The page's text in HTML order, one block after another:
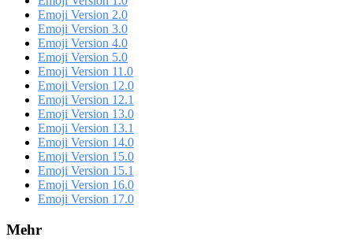
Emoji Version 2.0
Emoji Version 3.0
Emoji Version 4.0
Emoji Version 5.0
Emoji Version 11.0
Emoji Version 12.0
Emoji Version 12.1
Emoji Version 13.0
Emoji Version 13.1
Emoji Version 14.0
Emoji Version 15.0
Emoji Version 15.1
Emoji Version 16.0
Emoji Version 17.0
Mehr